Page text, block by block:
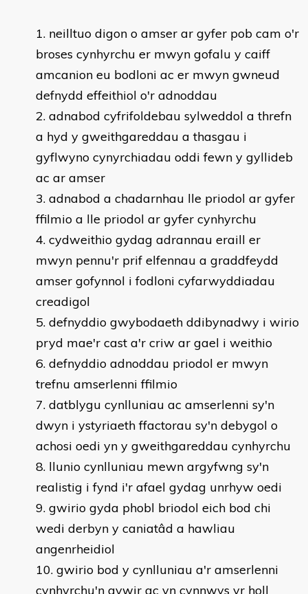
​neilltuo digon o amser ar gyfer pob cam o'r
broses cynhyrchu er mwyn gofalu y caiff
amcanion eu bodloni ac er mwyn gwneud
defnydd effeithiol o'r adnoddau
adnabod cyfrifoldebau sylweddol a threfn
a hyd y gweithgareddau a thasgau i
gyflwyno cynyrchiadau oddi fewn y gyllideb
ac ar amser
adnabod a chadarnhau lle priodol ar gyfer
ffilmio a lle priodol ar gyfer cynhyrchu
cydweithio gydag adrannau eraill er
mwyn pennu'r prif elfennau a graddfeydd
amser gofynnol i fodloni cyfarwyddiadau
creadigol
defnyddio gwybodaeth ddibynadwy i wirio
pryd mae'r cast a'r criw ar gael i weithio
defnyddio adnoddau priodol er mwyn
trefnu amserlenni ffilmio
datblygu cynlluniau ac amserlenni sy'n
dwyn i ystyriaeth ffactorau sy'n debygol o
achosi oedi yn y gweithgareddau cynhyrchu
llunio cynlluniau mewn argyfwng sy'n
realistig i fynd i'r afael gydag unrhyw oedi
gwirio gyda phobl briodol eich bod chi
wedi derbyn y caniatâd a hawliau
angenrheidiol
gwirio bod y cynlluniau a'r amserlenni
cynhyrchu'n gywir ac yn cynnwys yr holl